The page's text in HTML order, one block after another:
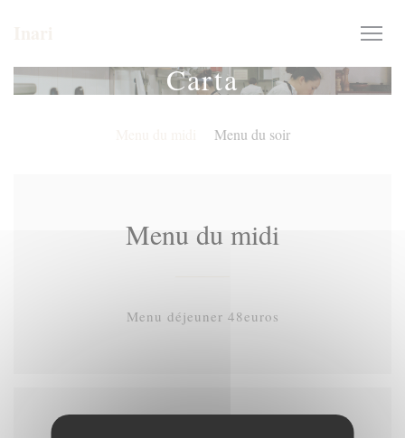
Carta
Menu du soir
Menu du midi
Menu déjeuner 48euros